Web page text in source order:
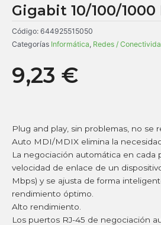
Gigabit 10/100/1000
Código: 644925515050
Categorías Informática, Redes /
9,23 €
Plug and play, sin problemas, no se
Auto MDI/MDIX elimina la
La negociación automática en cada
velocidad de enlace de un
Mbps) y se ajusta de forma
rendimiento óptimo.
Alto rendimiento.
Los puertos RJ-45 de negociación